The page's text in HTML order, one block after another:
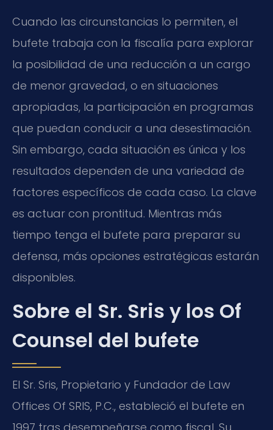
Cuando las circunstancias lo permiten, el
bufete trabaja con la fiscalía para explorar
la posibilidad de una reducción a un cargo
de menor gravedad, o en situaciones
apropiadas, la participación en programas
que puedan conducir a una desestimación.
Sin embargo, cada situación es única y los
resultados dependen de una variedad de
factores específicos de cada caso. La clave
es actuar con prontitud. Mientras más
tiempo tenga el bufete para preparar su
defensa, más opciones estratégicas estarán
disponibles.
Sobre el Sr. Sris y los Of
Counsel del bufete
El Sr. Sris, Propietario y Fundador de Law
Offices Of SRIS, P.C., estableció el bufete en